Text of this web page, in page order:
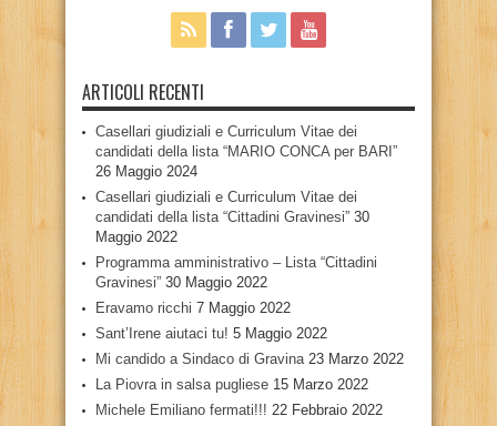
ARTICOLI RECENTI
Casellari giudiziali e Curriculum Vitae dei
candidati della lista “MARIO CONCA per BARI”
26 Maggio 2024
Casellari giudiziali e Curriculum Vitae dei
candidati della lista “Cittadini Gravinesi” 30
Maggio 2022
Programma amministrativo – Lista “Cittadini
Gravinesi” 30 Maggio 2022
Eravamo ricchi 7 Maggio 2022
Sant’Irene aiutaci tu! 5 Maggio 2022
Mi candido a Sindaco di Gravina 23 Marzo 2022
La Piovra in salsa pugliese 15 Marzo 2022
Michele Emiliano fermati!!! 22 Febbraio 2022